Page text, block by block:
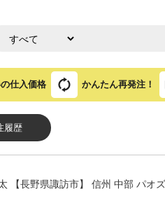
仕入価格 かんたん再発注！
履歴
【長野県諏訪市】 信州 中部 パオ